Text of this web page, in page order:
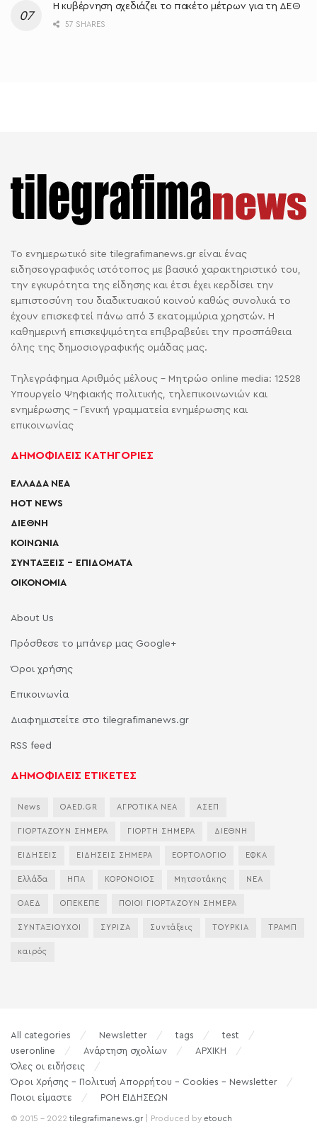
Η κυβέρνηση σχεδιάζει το πακέτο μέτρων για τη ΔΕΘ
57 SHARES
Το ενημερωτικό site tilegrafimanews.gr είναι ένας
ειδησεογραφικός ιστότοπος με βασικό χαρακτηριστικό του,
την εγκυρότητα της είδησης και έτσι έχει κερδίσει την
εμπιστοσύνη του διαδικτυακού κοινού καθώς συνολικά το
έχουν επισκεφτεί πάνω από 3 εκατομμύρια χρηστών. Η
καθημερινή επισκεψιμότητα επιβραβεύει την προσπάθεια
όλης της δημοσιογραφικής ομάδας μας.
Τηλεγράφημα Αριθμός μέλους - Μητρώο online media: 12528
Υπουργείο Ψηφιακής πολιτικής, τηλεπικοινωνιών και
ενημέρωσης - Γενική γραμματεία ενημέρωσης και
επικοινωνίας
ΔΗΜΟΦΙΛΕΙΣ ΚΑΤΗΓΟΡΙΕΣ
ΕΛΛΑΔΑ ΝΕΑ
HOT NEWS
ΔΙΕΘΝΗ
ΚΟΙΝΩΝΙΑ
ΣΥΝΤΑΞΕΙΣ – ΕΠΙΔΟΜΑΤΑ
ΟΙΚΟΝΟΜΙΑ
About Us
Πρόσθεσε το μπάνερ μας Google+
Όροι χρήσης
Επικοινωνία
Διαφημιστείτε στο tilegrafimanews.gr
RSS feed
ΔΗΜΟΦΙΛΕΙΣ ΕΤΙΚΕΤΕΣ
News OAED.GR ΑΓΡΟΤΙΚΑ ΝΕΑ ΑΣΕΠ
ΓΙΟΡΤΑΖΟΥΝ ΣΗΜΕΡΑ ΓΙΟΡΤΗ ΣΗΜΕΡΑ ΔΙΕΘΝΗ
ΕΙΔΗΣΕΙΣ ΕΙΔΗΣΕΙΣ ΣΗΜΕΡΑ ΕΟΡΤΟΛΟΓΙΟ ΕΦΚΑ
Ελλάδα ΗΠΑ ΚΟΡΟΝΟΙΟΣ Μητσοτάκης ΝΕΑ
ΟΑΕΔ ΟΠΕΚΕΠΕ ΠΟΙΟΙ ΓΙΟΡΤΑΖΟΥΝ ΣΗΜΕΡΑ
ΣΥΝΤΑΞΙΟΥΧΟΙ ΣΥΡΙΖΑ Συντάξεις ΤΟΥΡΚΙΑ ΤΡΑΜΠ
καιρός
All categories Newsletter tags
test
useronline
Ανάρτηση σχολίων
ΑΡΧΙΚΗ
Όλες οι ειδήσεις
Όροι Χρήσης – Πολιτική Απορρήτου – Cookies – Newsletter
Ποιοι είμαστε
ΡΟΗ ΕΙΔΗΣΕΩΝ
© 2015 - 2022 tilegrafimanews.gr| Produced by etouch